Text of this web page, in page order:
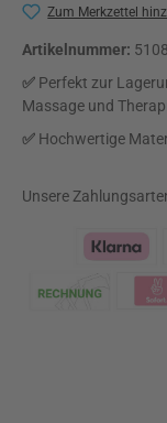
Zum Merkzettel
Artikelnummer:
✅ Perfekt zur
Massage und
✅ Hochwertige
Unsere